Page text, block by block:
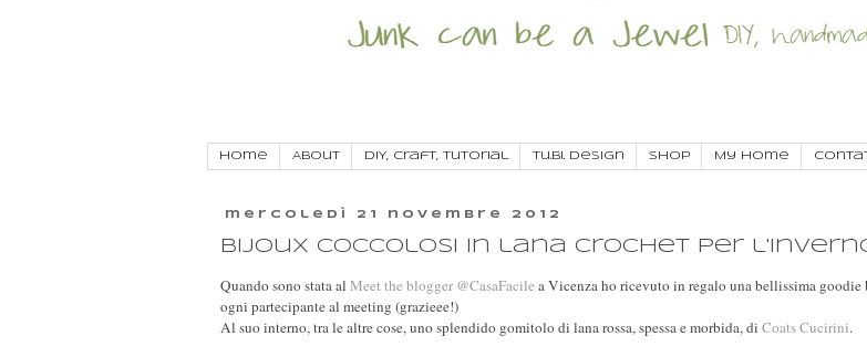
Home About DIY, craft, tutorial Tu.Bi. Design SHOP My Home
mercoledì 21 novembre 2012
Bijoux coccolosi in lana crochet per
Quando sono stata al Meet the blogger @CasaFacile a Vicenza ho ricevuto in regalo una bellissima goodie
ogni partecipante al meeting (grazieee!)
Al suo interno, tra le altre cose, uno splendido gomitolo di lana rossa, spessa e morbida, di Coats Cucirini.